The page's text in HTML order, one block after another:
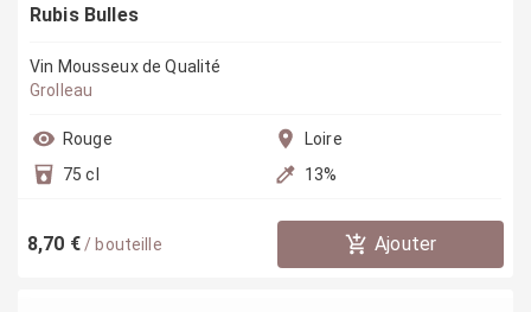
Rubis Bulles
Vin Mousseux de Qualité
Grolleau
Rouge
Loire
75 cl
13%
8,70 €/ bouteille Ajouter